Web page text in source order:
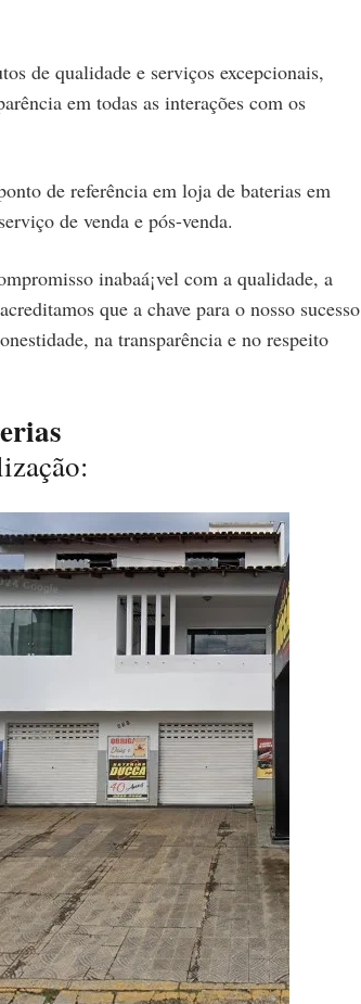
de qualidade e serviços excepcionais,
em todas as interações com os
de referência em loja de baterias em
de venda e pós-venda.
inabaá¡vel com a qualidade, a
que a chave para o nosso sucesso
na transparência e no respeito